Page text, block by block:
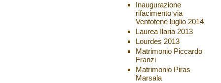
Inaugurazione
rifacimento via
Ventotene luglio 2014
Laurea Ilaria 2013
Lourdes 2013
Matrimonio Piccardo
Franzi
Matrimonio Piras
Marsala